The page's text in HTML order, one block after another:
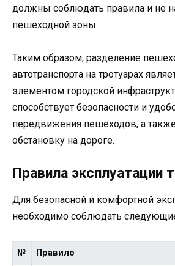
должны соблюдать правила и не
пешеходной зоны.
Таким образом, разделение
автотранспорта на тротуарах
элементом городской
способствует безопасности и
передвижения пешеходов, а
обстановку на дороге.
Правила эксплуатации
Для безопасной и комфортной
необходимо соблюдать
№ Правило